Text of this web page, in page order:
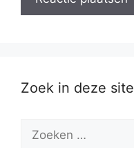
Zoek in deze site
Zoek